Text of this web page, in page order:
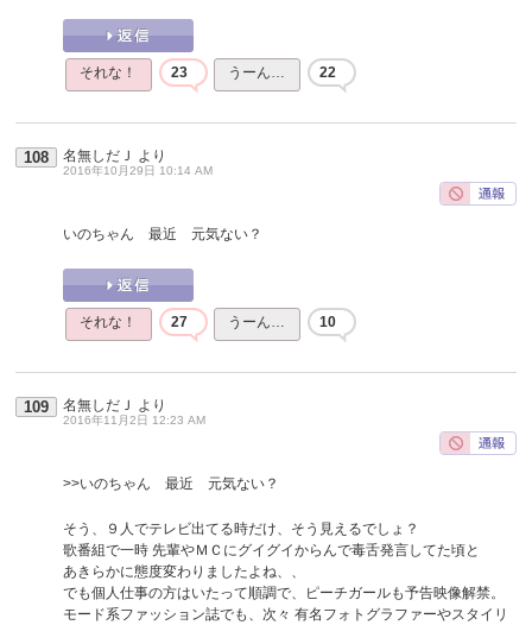
それな！ 23 うーん… 22
108 名無しだＪ より
2016年10月29日 10:14 AM
いのちゃん 最近 元気ない？
それな！ 27 うーん… 10
109 名無しだＪ より
2016年11月2日 12:23 AM
>>いのちゃん 最近 元気ない？
そう、９人でテレビ出てる時だけ、そう見えるでしょ？
歌番組で一時 先輩やＭＣにグイグイからんで毒舌発言してた頃と
あきらかに態度変わりましたよね、、
でも個人仕事の方はいたって順調で、ピーチガールも予告映像解禁。
モード系ファッション誌でも、次々 有名フォトグラファーやスタイリ